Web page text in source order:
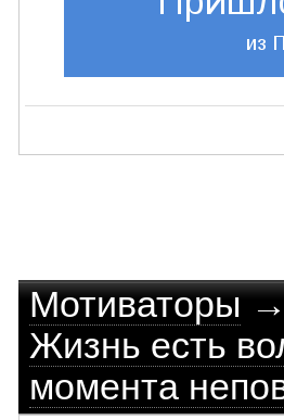
Мотиваторы
Жизнь есть
момента